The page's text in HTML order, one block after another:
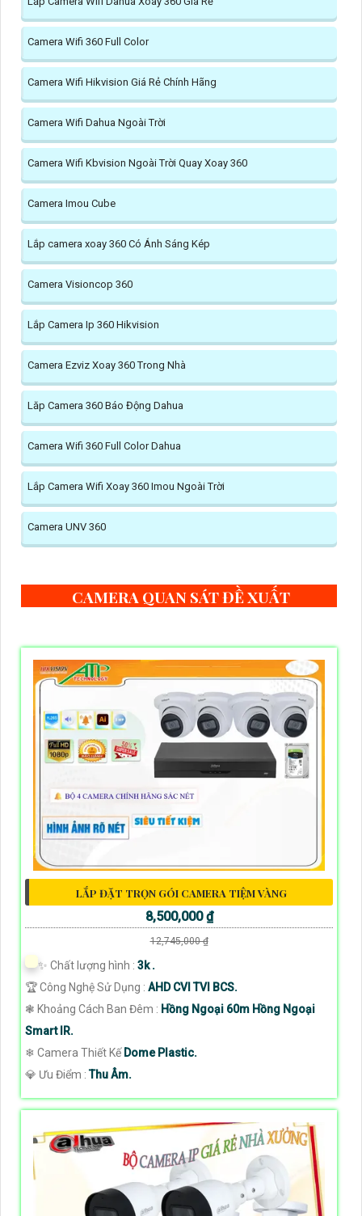
Camera Wifi 360 Full Color
Camera Wifi Hikvision Giá Rẻ Chính Hãng
Camera Wifi Dahua Ngoài Trời
Camera Wifi Kbvision Ngoài Trời Quay Xoay 360
Camera Imou Cube
Lắp camera xoay 360 Có Ánh Sáng Kép
Camera Visioncop 360
Lắp Camera Ip 360 Hikvision
Camera Ezviz Xoay 360 Trong Nhà
Lăp Camera 360 Báo Động Dahua
Camera Wifi 360 Full Color Dahua
Lắp Camera Wifi Xoay 360 Imou Ngoài Trời
Camera UNV 360
CAMERA QUAN SÁT ĐỀ XUẤT
LẮP ĐẶT TRỌN GÓI CAMERA TIỆM VÀNG
8,500,000 ₫
12,745,000 ₫
✨ Chất lượng hình : 3k .
🏆 Công Nghệ Sử Dụng : AHD CVI TVI BCS.
❃ Khoảng Cách Ban Đêm : Hồng Ngoại 60m Hồng Ngoại
Smart IR.
❄ Camera Thiết Kế Dome Plastic.
️💎 Ưu Điểm :Thu Âm.